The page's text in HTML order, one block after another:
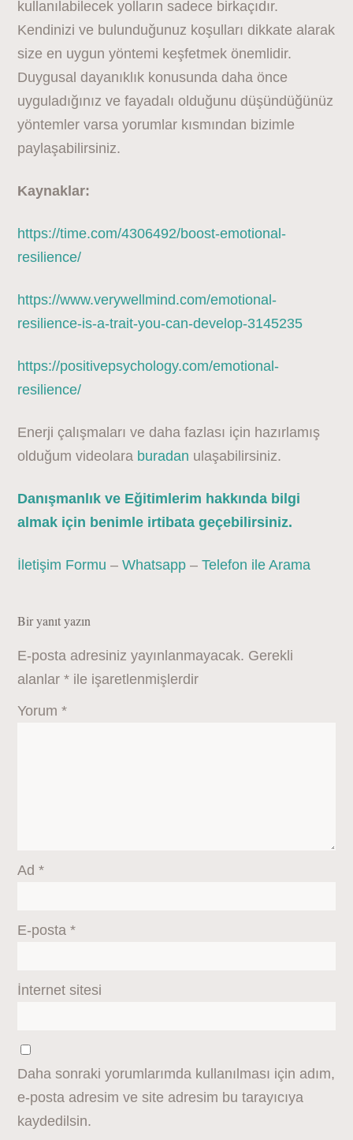
kullanılabilecek yolların sadece birkaçıdır.
Kendinizi ve bulunduğunuz koşulları dikkate alarak
size en uygun yöntemi keşfetmek önemlidir.
Duygusal dayanıklık konusunda daha önce
uyguladığınız ve fayadalı olduğunu düşündüğünüz
yöntemler varsa yorumlar kısmından bizimle
paylaşabilirsiniz.
Kaynaklar:
https://time.com/4306492/boost-emotional-
resilience/
https://www.verywellmind.com/emotional-
resilience-is-a-trait-you-can-develop-3145235
https://positivepsychology.com/emotional-
resilience/
Enerji çalışmaları ve daha fazlası için hazırlamış
olduğum videolara buradan ulaşabilirsiniz.
Danışmanlık ve Eğitimlerim hakkında bilgi
almak için benimle irtibata geçebilirsiniz.
İletişim Formu –Whatsapp –Telefon ile Arama
Bir yanıt yazın
E-posta adresiniz yayınlanmayacak. Gerekli
alanlar* ile işaretlenmişlerdir
Yorum*
Ad*
E-posta*
İnternet sitesi
Daha sonraki yorumlarımda kullanılması için adım,
e-posta adresim ve site adresim bu tarayıcıya
kaydedilsin.